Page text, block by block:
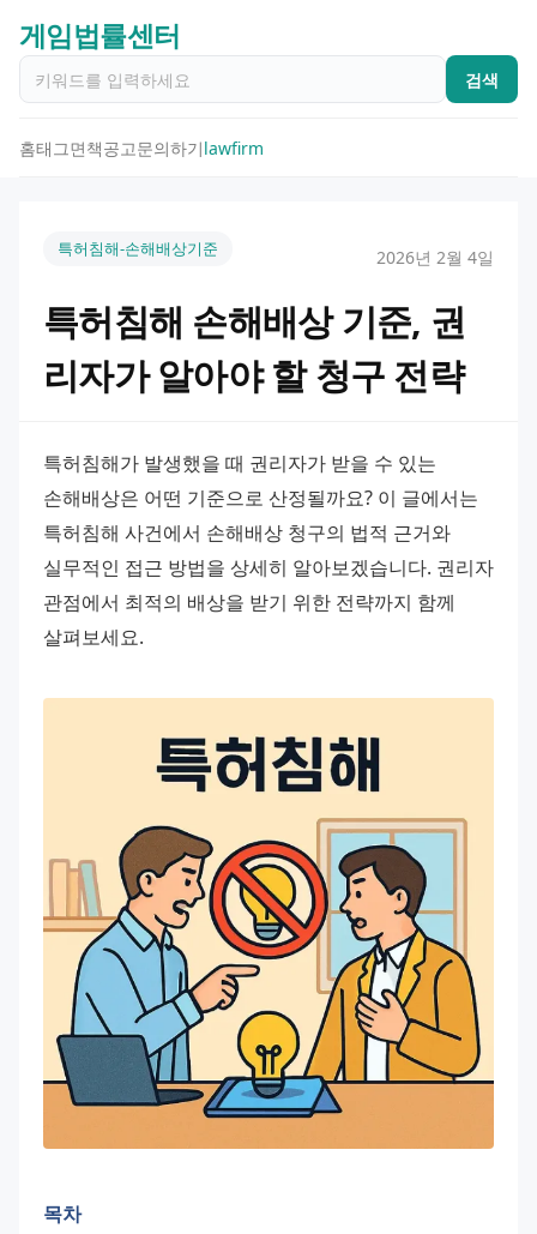
게임법률센터
검색
홈태그면책공고문의하기lawfirm
특허침해-손해배상기준 2026년 2월 4일
특허침해 손해배상 기준, 권
리자가 알아야 할 청구 전략
특허침해가 발생했을 때 권리자가 받을 수 있는
손해배상은 어떤 기준으로 산정될까요? 이 글에서는
특허침해 사건에서 손해배상 청구의 법적 근거와
실무적인 접근 방법을 상세히 알아보겠습니다. 권리자
관점에서 최적의 배상을 받기 위한 전략까지 함께
살펴보세요.
목차